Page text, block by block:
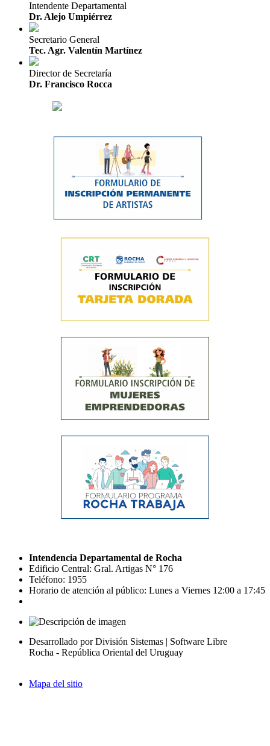
Intendente Departamental
Dr. Alejo Umpiérrez
Secretario General
Tec. Agr. Valentín Martínez
Director de Secretaría
Dr. Francisco Rocca
Intendencia Departamental de Rocha
Edificio Central: Gral. Artigas N° 176
Teléfono: 1955
Horario de atención al público: Lunes a Viernes 12:00 a 17:45
Desarrollado por División Sistemas | Software Libre
Rocha - República Oriental del Uruguay
Mapa del sitio